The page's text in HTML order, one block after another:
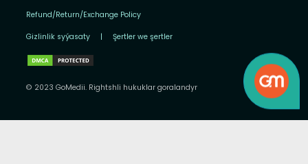
Refund/Return/Exchange Policy
Gizlinlik syýasaty | Şertler we şertler
© 2023 GoMedii. Rightshli hukuklar goralandyr